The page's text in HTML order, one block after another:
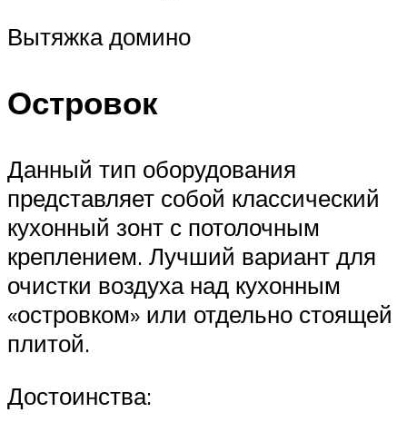
Вытяжка домино
Островок
Данный тип оборудования
представляет собой классический
кухонный зонт с потолочным
креплением. Лучший вариант для
очистки воздуха над кухонным
«островком» или отдельно стоящей
плитой.
Достоинства: